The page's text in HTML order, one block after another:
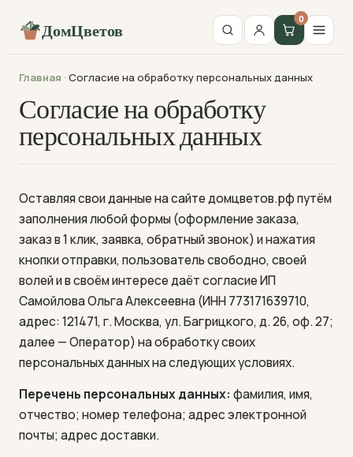
ДомЦветов
0
Главная · Согласие на обработку персональных данных
Согласие на обработку
персональных данных
Оставляя свои данные на сайте домцветов.рф путём
заполнения любой формы (оформление заказа,
заказ в 1 клик, заявка, обратный звонок) и нажатия
кнопки отправки, пользователь свободно, своей
волей и в своём интересе даёт согласие ИП
Самойлова Ольга Алексеевна (ИНН 773171639710,
адрес: 121471, г. Москва, ул. Багрицкого, д. 26, оф. 27;
далее — Оператор) на обработку своих
персональных данных на следующих условиях.
Перечень персональных данных: фамилия, имя,
отчество; номер телефона; адрес электронной
почты; адрес доставки.